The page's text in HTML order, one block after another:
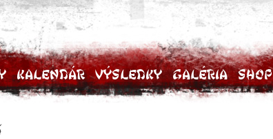
Kalendár Výsledky Galéria Shop